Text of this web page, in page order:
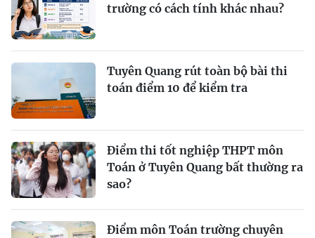
trường có cách tính khác nhau?
Tuyên Quang rút toàn bộ bài thi
toán điểm 10 để kiểm tra
Điểm thi tốt nghiệp THPT môn
Toán ở Tuyên Quang bất thường ra
sao?
Điểm môn Toán trường chuyên